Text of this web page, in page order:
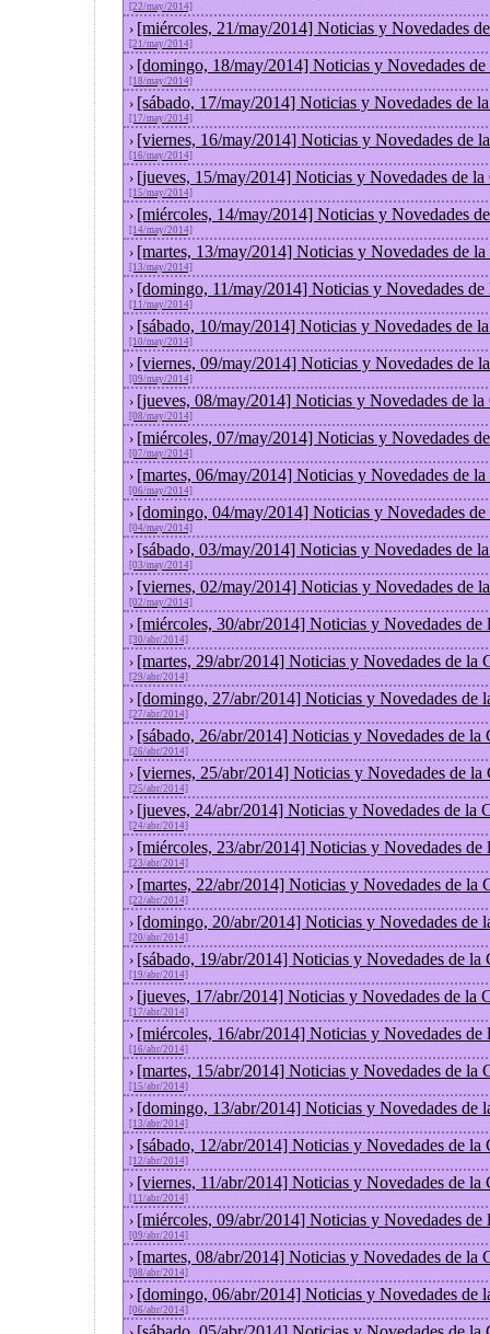
[22/may/2014]
› [miércoles, 21/may/2014] Noticias y Novedades
[21/may/2014]
› [domingo, 18/may/2014] Noticias y Novedades
[18/may/2014]
› [sábado, 17/may/2014] Noticias y Novedades de
[17/may/2014]
› [viernes, 16/may/2014] Noticias y Novedades de
[16/may/2014]
› [jueves, 15/may/2014] Noticias y Novedades de la
[15/may/2014]
› [miércoles, 14/may/2014] Noticias y Novedades
[14/may/2014]
› [martes, 13/may/2014] Noticias y Novedades de
[13/may/2014]
› [domingo, 11/may/2014] Noticias y Novedades de
[11/may/2014]
› [sábado, 10/may/2014] Noticias y Novedades de
[10/may/2014]
› [viernes, 09/may/2014] Noticias y Novedades de
[09/may/2014]
› [jueves, 08/may/2014] Noticias y Novedades de la
[08/may/2014]
› [miércoles, 07/may/2014] Noticias y Novedades
[07/may/2014]
› [martes, 06/may/2014] Noticias y Novedades de
[06/may/2014]
› [domingo, 04/may/2014] Noticias y Novedades
[04/may/2014]
› [sábado, 03/may/2014] Noticias y Novedades de
[03/may/2014]
› [viernes, 02/may/2014] Noticias y Novedades de
[02/may/2014]
› [miércoles, 30/abr/2014] Noticias y Novedades de
[30/abr/2014]
› [martes, 29/abr/2014] Noticias y Novedades de la
[29/abr/2014]
› [domingo, 27/abr/2014] Noticias y Novedades de
[27/abr/2014]
› [sábado, 26/abr/2014] Noticias y Novedades de la
[26/abr/2014]
› [viernes, 25/abr/2014] Noticias y Novedades de la
[25/abr/2014]
› [jueves, 24/abr/2014] Noticias y Novedades de la
[24/abr/2014]
› [miércoles, 23/abr/2014] Noticias y Novedades de
[23/abr/2014]
› [martes, 22/abr/2014] Noticias y Novedades de la
[22/abr/2014]
› [domingo, 20/abr/2014] Noticias y Novedades de
[20/abr/2014]
› [sábado, 19/abr/2014] Noticias y Novedades de la
[19/abr/2014]
› [jueves, 17/abr/2014] Noticias y Novedades de la
[17/abr/2014]
› [miércoles, 16/abr/2014] Noticias y Novedades de
[16/abr/2014]
› [martes, 15/abr/2014] Noticias y Novedades de la
[15/abr/2014]
› [domingo, 13/abr/2014] Noticias y Novedades de
[13/abr/2014]
› [sábado, 12/abr/2014] Noticias y Novedades de la
[12/abr/2014]
› [viernes, 11/abr/2014] Noticias y Novedades de la
[11/abr/2014]
› [miércoles, 09/abr/2014] Noticias y Novedades de
[09/abr/2014]
› [martes, 08/abr/2014] Noticias y Novedades de la
[08/abr/2014]
› [domingo, 06/abr/2014] Noticias y Novedades de
[06/abr/2014]